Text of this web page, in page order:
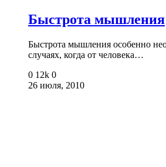
Быстрота мышления
Быстрота мышления особенно
случаях, когда от человека…
0 12k 0
26 июля, 2010